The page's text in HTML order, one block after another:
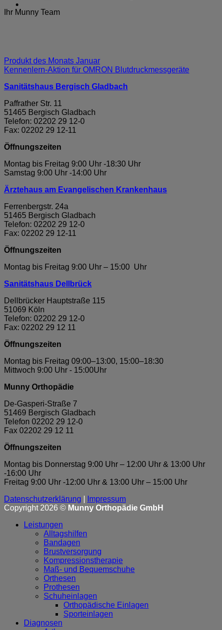
Ihr Munny Team
Produkt des Monats Januar
Kennenlern-Aktion für OMRON Blutdruckmessgeräte
Sanitätshaus Bergisch Gladbach
Paffrather Str. 11
51465 Bergisch Gladbach
Telefon: 02202 29 12-0
Fax: 02202 29 12-11
Öffnungszeiten
Montag bis Freitag 9:00 Uhr -18:30 Uhr
Samstag 9:00 Uhr -14:00 Uhr
Ärztehaus am Evangelischen Krankenhaus
Ferrenbergstr. 24a
51465 Bergisch Gladbach
Telefon: 02202 29 12-0
Fax: 02202 29 12-11
Öffnungszeiten
Montag bis Freitag 9:00 Uhr – 15:00 Uhr
Sanitätshaus Dellbrück
Dellbrücker Hauptstraße 115
51069 Köln
Telefon: 02202 29 12-0
Fax: 02202 29 12 11
Öffnungszeiten
Montag bis Freitag 09:00–13:00, 15:00–18:30
Mittwoch 9:00 Uhr - 15:00Uhr
Munny Orthopädie
De-Gasperi-Straße 7
51469 Bergisch Gladbach
Telefon 02202 29 12-0
Fax 02202 29 12 11
Öffnungszeiten
Montag bis Donnerstag 9:00 Uhr – 12:00 Uhr & 13:00 Uhr
-16:00 Uhr
Freitag 9:00 Uhr -12:00 Uhr & 13:00 Uhr – 15:00 Uhr
Datenschutzerklärung
Impressum
Copyright 2026 © Munny Orthopädie GmbH
Leistungen
Alltagshilfen
Bandagen
Brustversorgung
Kompressionstherapie
Maß- und Bequemschuhe
Orthesen
Prothesen
Schuheinlagen
Orthopädische Einlagen
Sporteinlagen
Diagnosen